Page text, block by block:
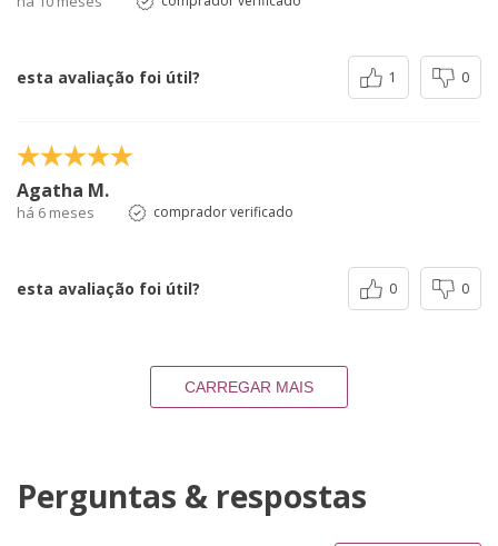
esta avaliação foi útil? 1 0
Agatha M.
há 6 meses comprador verificado
esta avaliação foi útil? 0 0
CARREGAR MAIS
Perguntas & respostas